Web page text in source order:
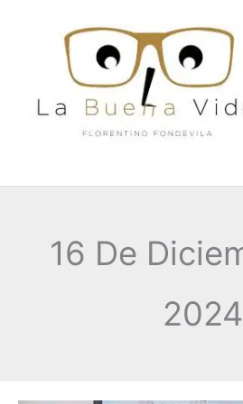
16 De
2024